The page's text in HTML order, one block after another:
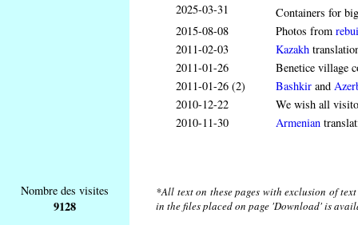
2025-03-31
Containers for
2015-08-08
Photos from
2011-02-03
Kazakh
2011-01-26
Benetice village
2011-01-26 (2)
Bashkir and
2010-12-22
We wish all
2010-11-30
Armenian
Nombre des visites
9128
*All text on these pages with exclusion of
in the files placed on page 'Download' is